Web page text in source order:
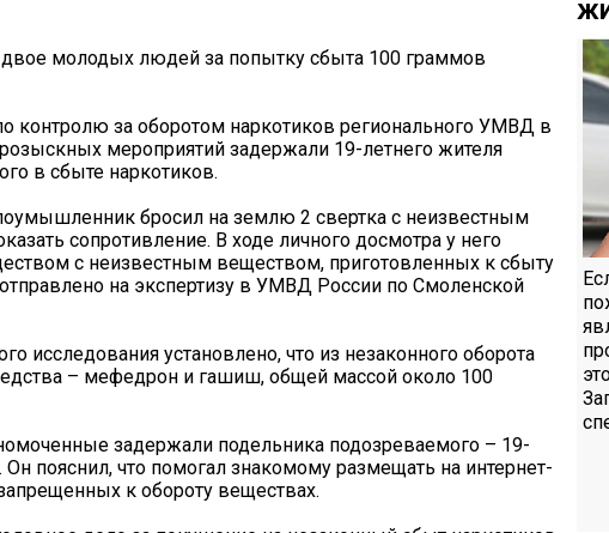
молодых людей за попытку сбыта 100 граммов
контролю за оборотом наркотиков регионального УМВД в
мероприятий задержали 19-летнего жителя
в сбыте наркотиков.
бросил на землю 2 свертка с неизвестным
сопротивление. В ходе личного досмотра у него
с неизвестным веществом, приготовленных к сбыту
на экспертизу в УМВД России по Смоленской
исследования установлено, что из незаконного оборота
– мефедрон и гашиш, общей массой около 100
задержали подельника подозреваемого – 19-
Он пояснил, что помогал знакомому размещать на интернет-
к обороту веществах.